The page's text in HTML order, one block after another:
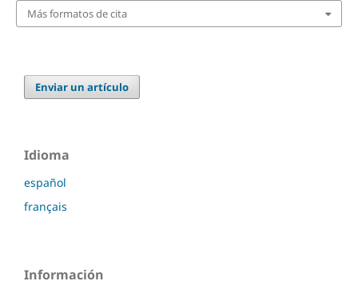
Más formatos de cita
Enviar un artículo
Idioma
español
français
Información